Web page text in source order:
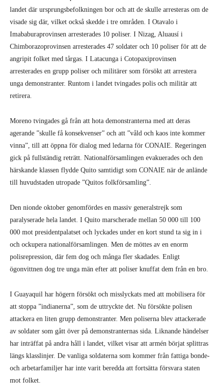
landet där ursprungsbefolk­ningen bor och att de skulle arresteras om de
visade sig där, vilket också skedde i tre områden. I Otavalo i
Imababuraprovinsen arresterades 10 poliser. I Nizag, Aluausí i
Chimborazoprovinsen arresterades 47 sol­dater och 10 poliser för att de
angripit fol­ket med tårgas. I Latacunga i Cotopaxipro­vinsen
arresterades en grupp poliser och militärer som försökt att arrestera
unga demonstranter. Runtom i landet tvingades polis och militär att
retirera.
Moreno tvingades gå från att hota demonstranterna med att deras
agerande ”skulle få konsekvenser” och att ”våld och kaos inte kommer
vinna”, till att öppna för dialog med ledarna för CONAIE. Reger­ingen
gick på fullständig reträtt. Natio­nalförsamlingen evakuerades och den
härskande klassen flydde Quito samtidigt som CONAIE när de anlände
till huvud­staden utropade ”Quitos folkförsamling”.
Den nionde oktober genomfördes en massiv generalstrejk som
paralyserade hela landet. I Quito marscherade mellan 50 000 till 100
000 mot presidentpalatset och lyckades under en kort stund ta sig in i
och ockupera nationalförsamlingen. Men de möttes av en enorm
polisrepres­sion, där fem dog och många fler skadades. Enligt
ögonvittnen dog tre unga män efter att poliser knuffat dem från en bro.
I Guayaquil har högern försökt och miss­lyckats med att mobilisera för
att stoppa ”indianerna”, som de uttryckte det. Nu försökte polisen
attackera en liten grupp demonstranter. Men poliserna blev attack­erade
av soldater som gått över på demon­stranternas sida. Liknande händelser
har inträffat på andra håll i landet, vilket visar att armén börjat splittras
längs klasslinjer. De vanliga soldaterna som kommer från fattiga bonde-
och arbetarfamiljer har inte varit beredda att fortsätta försvara staten
mot folket.